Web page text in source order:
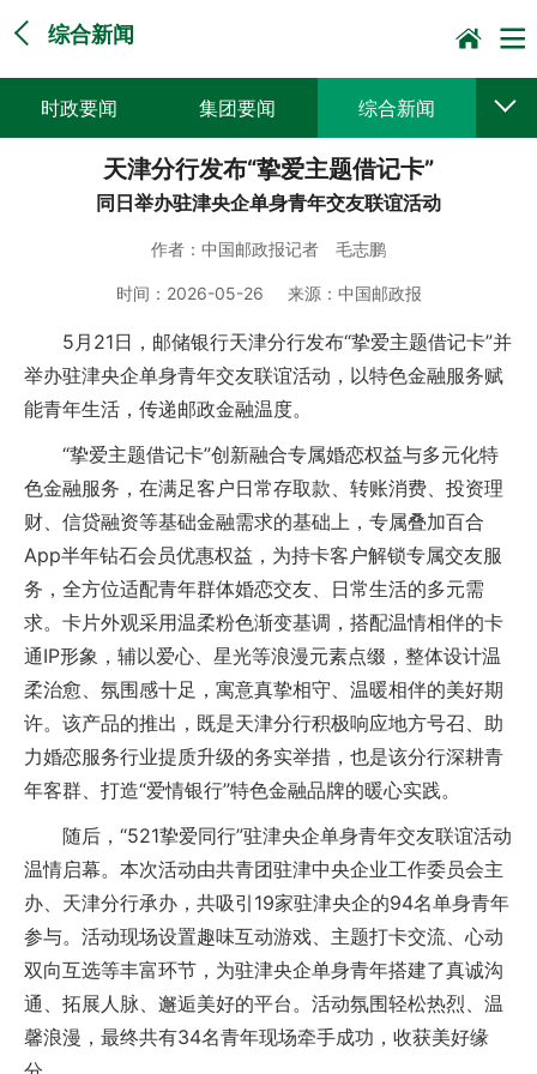
综合新闻
时政要闻 集团要闻 综合新闻
媒体聚焦 党建动态 普遍服务
集邮报道
天津分行发布“挚爱主题借记卡”
同日举办驻津央企单身青年交友联谊活动
作者： 中国邮政报记者 毛志鹏
时间： 2026-05-26 来源： 中国邮政报
5月21日，邮储银行天津分行发布“挚爱主题借记卡”并
举办驻津央企单身青年交友联谊活动，以特色金融服务赋
能青年生活，传递邮政金融温度。
“挚爱主题借记卡”创新融合专属婚恋权益与多元化特
色金融服务，在满足客户日常存取款、转账消费、投资理
财、信贷融资等基础金融需求的基础上，专属叠加百合
App半年钻石会员优惠权益，为持卡客户解锁专属交友服
务，全方位适配青年群体婚恋交友、日常生活的多元需
求。卡片外观采用温柔粉色渐变基调，搭配温情相伴的卡
通IP形象，辅以爱心、星光等浪漫元素点缀，整体设计温
柔治愈、氛围感十足，寓意真挚相守、温暖相伴的美好期
许。该产品的推出，既是天津分行积极响应地方号召、助
力婚恋服务行业提质升级的务实举措，也是该分行深耕青
年客群、打造“爱情银行”特色金融品牌的暖心实践。
随后，“521挚爱同行”驻津央企单身青年交友联谊活动
温情启幕。本次活动由共青团驻津中央企业工作委员会主
办、天津分行承办，共吸引19家驻津央企的94名单身青年
参与。活动现场设置趣味互动游戏、主题打卡交流、心动
双向互选等丰富环节，为驻津央企单身青年搭建了真诚沟
通、拓展人脉、邂逅美好的平台。活动氛围轻松热烈、温
馨浪漫，最终共有34名青年现场牵手成功，收获美好缘